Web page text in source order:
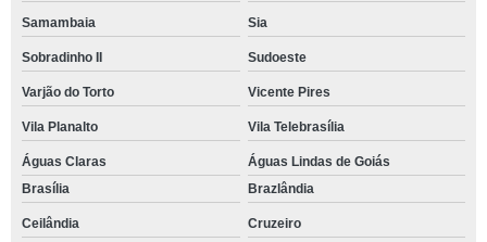
Samambaia Sia
Sobradinho II Sudoeste
Varjão do Torto Vicente Pires
Vila Planalto Vila Telebrasília
Águas Claras
Águas Lindas de Goiás
Brasília
Brazlândia
Ceilândia Cruzeiro